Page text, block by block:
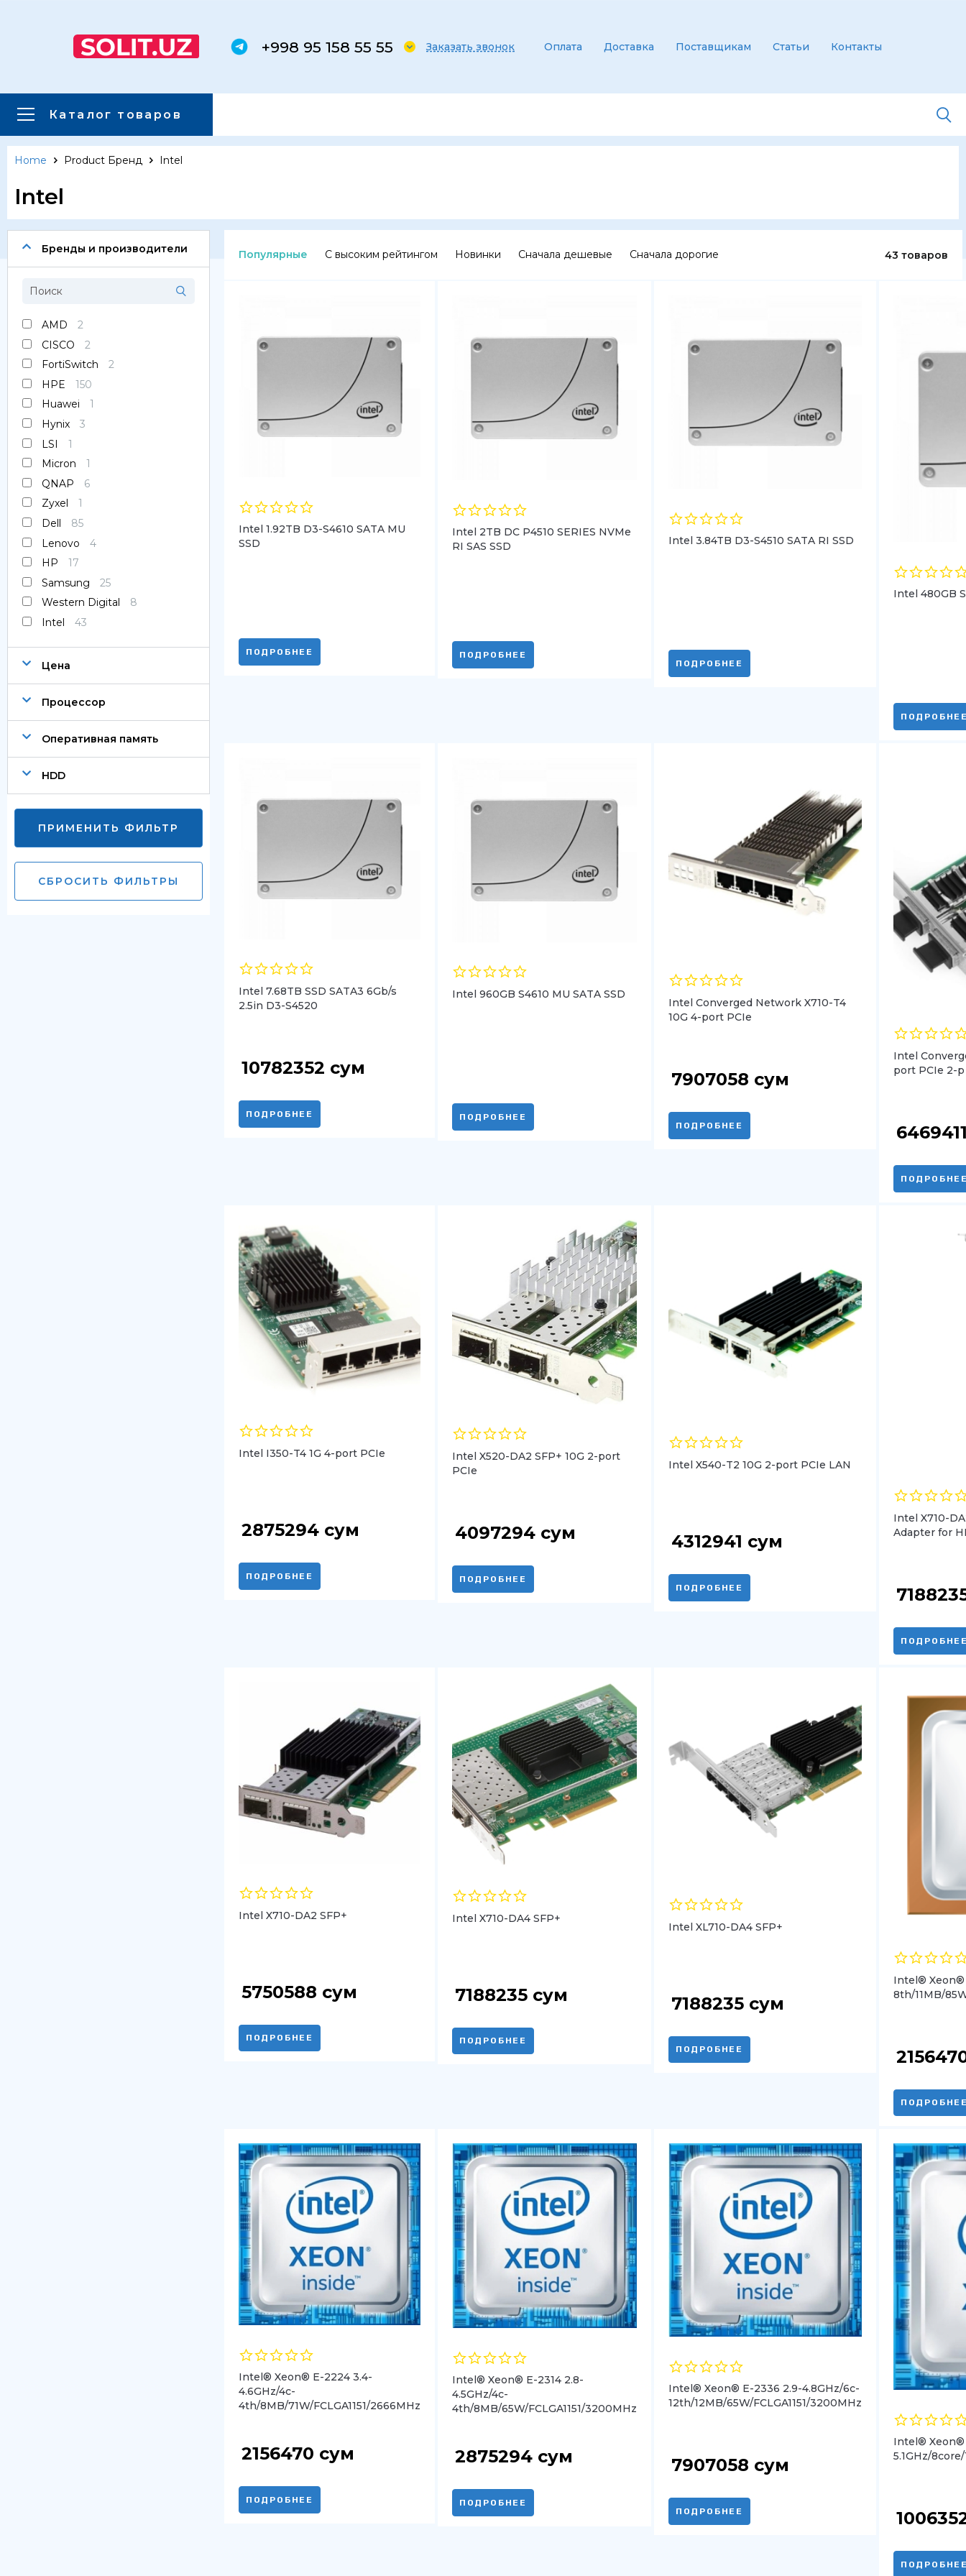
+998 95 158 55 55 Заказать звонок Оплата Доставка Поставщикам Статьи Контакты
Каталог товаров
Каталог товаров
Сервера
Оперативная память
SSD диски
SATA диски
Блоки питания
Коммутаторы
Home Product Бренд Intel
Intel
Бренды и производители
AMD
2
CISCO
2
FortiSwitch
2
HPE
150
Huawei
1
Hynix
3
LSI
1
Micron
1
QNAP
6
Zyxel
1
Dell
85
Lenovo
4
HP
17
Samsung
25
Western Digital
8
Intel
43
Цена
Процессор
Оперативная память
HDD
ПРИМЕНИТЬ ФИЛЬТР
СБРОСИТЬ ФИЛЬТРЫ
43 товаров
Популярные С высоким рейтингом Новинки Сначала дешевые Сначала дорогие
Intel 1.92TB D3-S4610 SATA MU
SSD
ПОДРОБНЕЕ
Intel 2TB DC P4510 SERIES NVMe
RI SAS SSD
ПОДРОБНЕЕ
Intel 3.84TB D3-S4510 SATA RI SSD
ПОДРОБНЕЕ
Intel 480GB
Intel 7.68TB SSD SATA3 6Gb/s
2.5in D3-S4520
10782352 сум
ПОДРОБНЕЕ
Intel 960GB S4610 MU SATA SSD
ПОДРОБНЕЕ
Intel Converged Network X710-T4
10G 4-port PCIe
7907058 сум
ПОДРОБНЕЕ
Intel
port PCIe 2-
Intel I350-T4 1G 4-port PCIe
2875294 сум
ПОДРОБНЕЕ
Intel X520-DA2 SFP+ 10G 2-port
PCIe
4097294 сум
ПОДРОБНЕЕ
Intel X540-T2 10G 2-port PCIe LAN
4312941 сум
ПОДРОБНЕЕ
Intel X710-
Adapter for
Intel X710-DA2 SFP+
5750588 сум
ПОДРОБНЕЕ
Intel X710-DA4 SFP+
7188235 сум
ПОДРОБНЕЕ
Intel XL710-DA4 SFP+
7188235 сум
ПОДРОБНЕЕ
Intel® Xeon®
8th/11MB/
Intel® Xeon® E-2224 3.4-
4.6GHz/4c-
4th/8MB/71W/FCLGA1151/2666MHz
2156470 сум
ПОДРОБНЕЕ
Intel® Xeon® E-2314 2.8-
4.5GHz/4c-
4th/8MB/65W/FCLGA1151/3200MHz
2875294 сум
ПОДРОБНЕЕ
Intel® Xeon® E-2336 2.9-4.8GHz/6c-
12th/12MB/65W/FCLGA1151/3200MHz
7907058 сум
ПОДРОБНЕЕ
Intel® Xeon®
5.1GHz/